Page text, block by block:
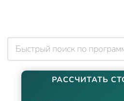
РАССЧИТАТЬ